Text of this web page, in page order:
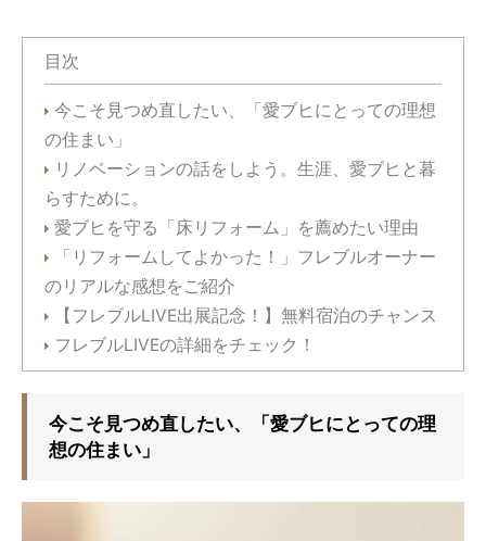
目次
今こそ見つめ直したい、「愛ブヒにとっての理想
の住まい」
リノベーションの話をしよう。生涯、愛ブヒと暮
らすために。
愛ブヒを守る「床リフォーム」を薦めたい理由
「リフォームしてよかった！」フレブルオーナー
のリアルな感想をご紹介
【フレブルLIVE出展記念！】無料宿泊のチャンス
フレブルLIVEの詳細をチェック！
今こそ見つめ直したい、「愛ブヒにとっての理
想の住まい」